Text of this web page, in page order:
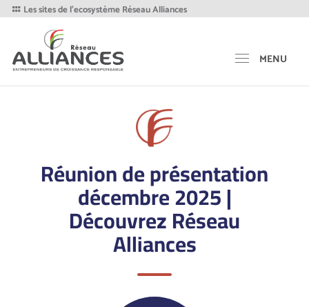
Les sites de l'ecosystème Réseau Alliances
MENU
Réunion de présentation
décembre 2025 |
Découvrez Réseau
Alliances